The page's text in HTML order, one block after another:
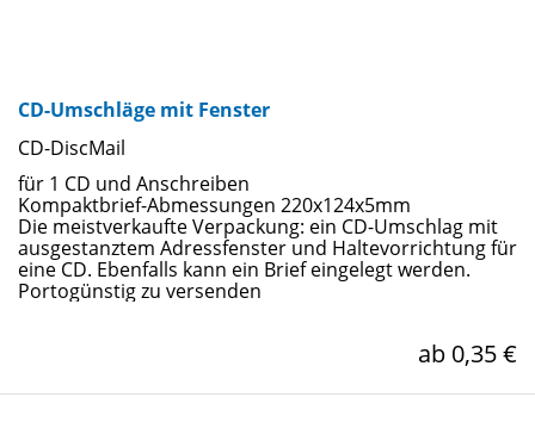
CD-Umschläge mit Fenster
CD-DiscMail
für 1 CD und Anschreiben
Kompaktbrief-Abmessungen 220x124x5mm
Die meistverkaufte Verpackung: ein CD-Umschlag mit
ausgestanztem Adressfenster und Haltevorrichtung für
eine CD. Ebenfalls kann ein Brief eingelegt werden.
Portogünstig zu versenden
ab 0,35 €